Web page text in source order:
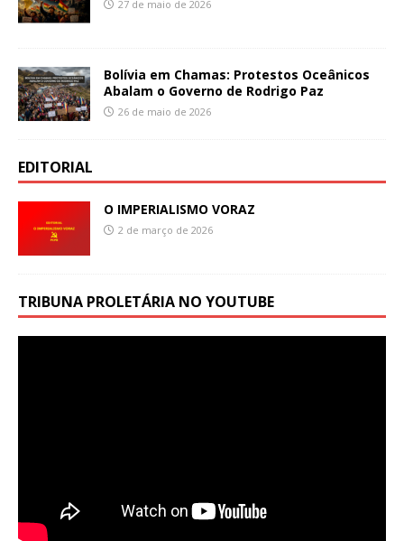
27 de maio de 2026
Bolívia em Chamas: Protestos Oceânicos
Abalam o Governo de Rodrigo Paz
26 de maio de 2026
EDITORIAL
O IMPERIALISMO VORAZ
2 de março de 2026
TRIBUNA PROLETÁRIA NO YOUTUBE